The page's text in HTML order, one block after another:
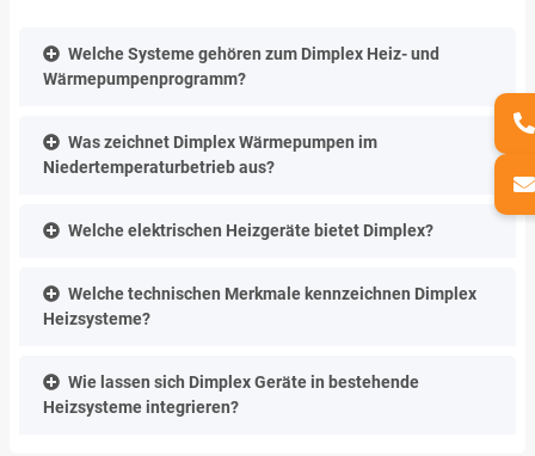
Welche Systeme gehören zum Dimplex Heiz- und
Wärmepumpenprogramm?
Was zeichnet Dimplex Wärmepumpen im
Niedertemperaturbetrieb aus?
Welche elektrischen Heizgeräte bietet Dimplex?
Welche technischen Merkmale kennzeichnen Dimplex
Heizsysteme?
Wie lassen sich Dimplex Geräte in bestehende
Heizsysteme integrieren?